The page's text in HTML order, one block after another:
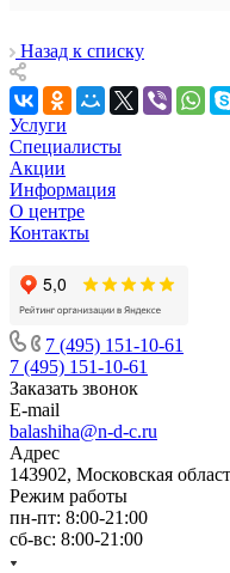
Назад к списку
Услуги
Специалисты
Акции
Информация
О центре
Контакты
7 (495) 151-10-61
7 (495) 151-10-61
Заказать звонок
E-mail
balashiha@n-d-c.ru
Адрес
143902, Московская
Режим работы
пн-пт: 8:00-21:00
сб-вс: 8:00-21:00